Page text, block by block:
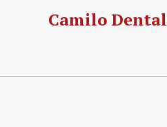
Camilo Dental